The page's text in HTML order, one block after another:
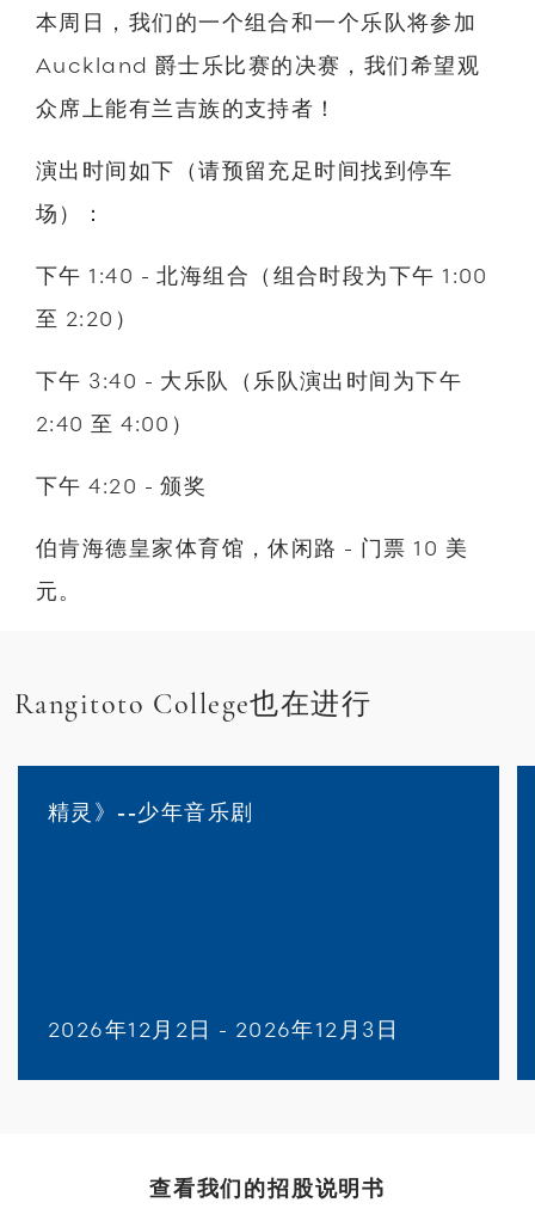
本周日，我们的一个组合和一个乐队将参加
Auckland 爵士乐比赛的决赛，我们希望观
众席上能有兰吉族的支持者！
演出时间如下（请预留充足时间找到停车
场）：
下午 1:40 - 北海组合（组合时段为下午 1:00
至 2:20）
下午 3:40 - 大乐队（乐队演出时间为下午
2:40 至 4:00）
下午 4:20 - 颁奖
伯肯海德皇家体育馆，休闲路 - 门票 10 美
元。
Rangitoto College也在进行
精灵》--少年音乐剧
2026年12月2日 - 2026年12月3日
查看我们的招股说明书